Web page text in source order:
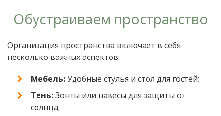
Обустраиваем пространство
Организация пространства включает в себя
несколько важных аспектов:
Мебель:Удобные стулья и стол для гостей;
Тень:Зонты или навесы для защиты от
солнца;